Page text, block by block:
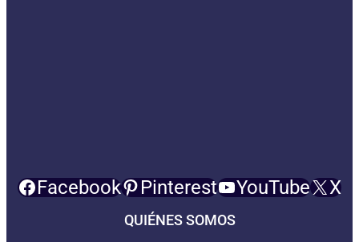
Facebook Pinterest YouTube X
QUIÉNES SOMOS